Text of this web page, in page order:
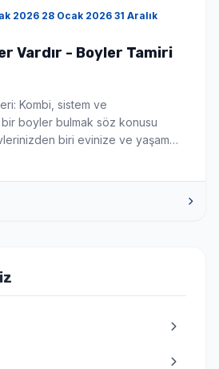
2026 28 Ocak 2026 31 Aralık
Vardır - Boyler Tamiri
Kombi, sistem ve
boyler bulmak söz konusu
biri evinize ve yaşam